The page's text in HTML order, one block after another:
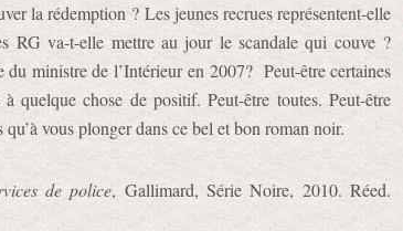
la rédemption ? Les jeunes recrues représentent-elle
RG va-t-elle mettre au jour le scandale qui couve ?
du ministre de l’Intérieur en 2007? Peut-être certaines
quelque chose de positif. Peut-être toutes. Peut-être
vous plonger dans ce bel et bon roman noir.
de police, Gallimard, Série Noire, 2010. Réed.